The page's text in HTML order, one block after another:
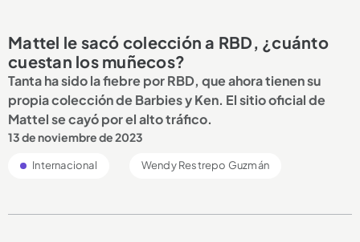
Mattel le sacó colección a RBD, ¿cuánto
cuestan los muñecos?
Tanta ha sido la fiebre por RBD, que ahora tienen su
propia colección de Barbies y Ken. El sitio oficial de
Mattel se cayó por el alto tráfico.
13 de noviembre de 2023
Internacional Wendy Restrepo Guzmán